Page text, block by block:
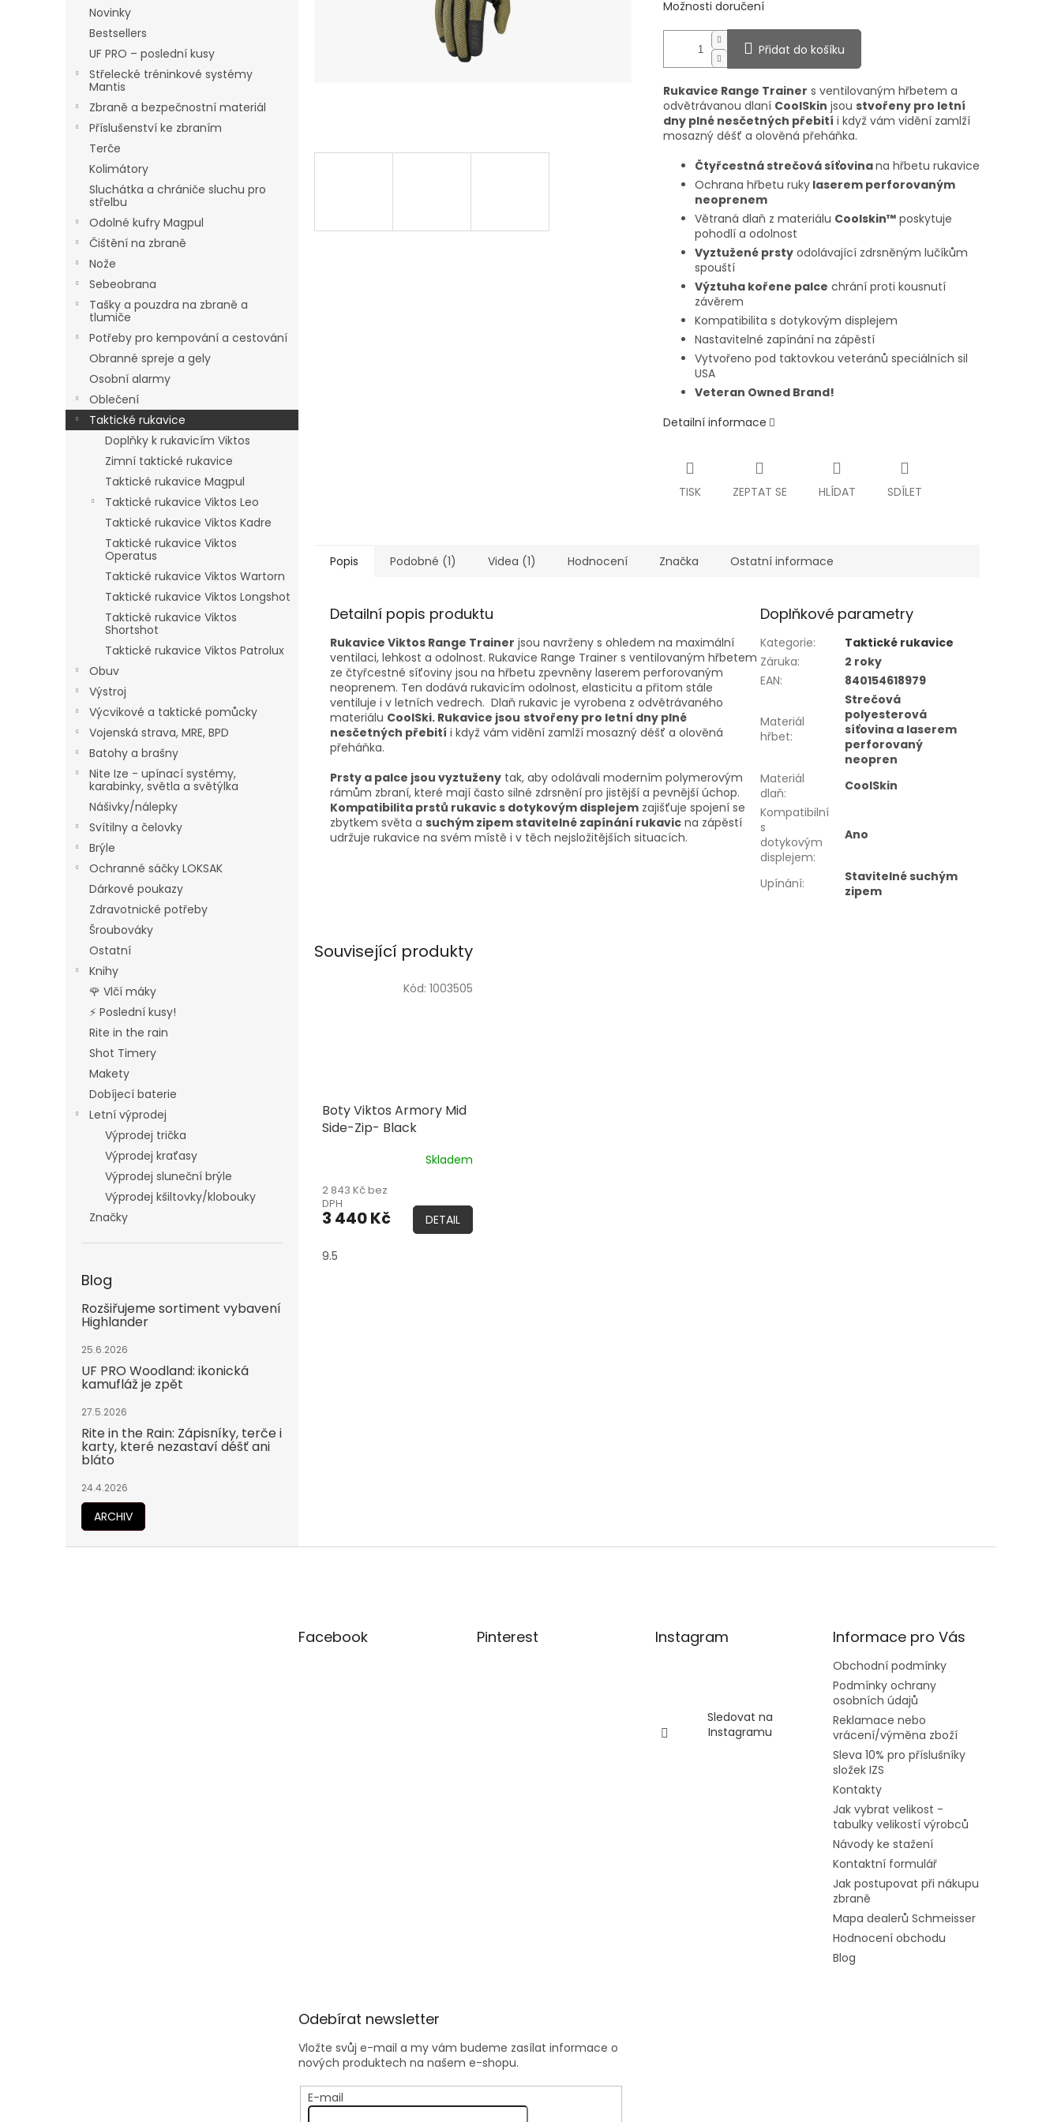
Novinky
Bestsellers
UF PRO – poslední kusy
Střelecké tréninkové systémy
Mantis
Zbraně a bezpečnostní materiál
Příslušenství ke zbraním
Terče
Kolimátory
Sluchátka a chrániče sluchu pro
střelbu
Odolné kufry Magpul
Čištění na zbraně
Nože
Sebeobrana
Tašky a pouzdra na zbraně a
tlumiče
Potřeby pro kempování a cestování
Obranné spreje a gely
Osobní alarmy
Oblečení
Taktické rukavice
Doplňky k rukavicím Viktos
Zimní taktické rukavice
Taktické rukavice Magpul
Taktické rukavice Viktos Leo
Taktické rukavice Viktos Kadre
Taktické rukavice Viktos
Operatus
Taktické rukavice Viktos Wartorn
Taktické rukavice Viktos Longshot
Taktické rukavice Viktos
Shortshot
Taktické rukavice Viktos Patrolux
Obuv
Výstroj
Výcvikové a taktické pomůcky
Vojenská strava, MRE, BPD
Batohy a brašny
Nite Ize - upínací systémy,
karabinky, světla a světýlka
Nášivky/nálepky
Svítilny a čelovky
Brýle
Ochranné sáčky LOKSAK
Dárkové poukazy
Zdravotnické potřeby
Šroubováky
Ostatní
Knihy
🌹 Vlčí máky
⚡ Poslední kusy!
Rite in the rain
Shot Timery
Makety
Dobíjecí baterie
Letní výprodej
Výprodej trička
Výprodej kraťasy
Výprodej sluneční brýle
Výprodej kšiltovky/klobouky
Značky
Blog
Rozšiřujeme sortiment vybavení
Highlander
25.6.2026
UF PRO Woodland: ikonická
kamufláž je zpět
27.5.2026
Rite in the Rain: Zápisníky, terče i
karty, které nezastaví déšť ani
bláto
24.4.2026
ARCHIV
Možnosti doručení
Přidat do košíku
Rukavice Range Trainer s ventilovaným hřbetem a
odvětrávanou dlaní CoolSkin jsou stvořeny pro letní
dny plné nesčetných přebití i když vám vidění zamlží
mosazný déšť a olověná přeháňka.
Čtyřcestná strečová síťovinana hřbetu rukavice
Ochrana hřbetu rukylaserem perforovaným
neoprenem
Větraná dlaň z materiálu Coolskin™poskytuje
pohodlí a odolnost
Vyztužené prstyodolávající zdrsněným lučíkům
spouští
Výztuha kořene palce chrání proti kousnutí
závěrem
Kompatibilita s dotykovým displejem
Nastavitelné zapínání na zápěstí
Vytvořeno pod taktovkou veteránů speciálních sil
USA
Veteran Owned Brand!
Detailní informace
TISK ZEPTAT SE HLÍDAT SDÍLET
Související produkty
Boty Viktos Armory Mid
Side-Zip- Black
Skladem
2 843 Kč bez
DPH
3 440 Kč DETAIL
9.5
Kód: 1003505
Popis Podobné (1) Videa (1) Hodnocení Značka Ostatní informace
Detailní popis produktu
Rukavice Viktos Range Trainer jsou navrženy s ohledem na maximální
ventilaci, lehkost a odolnost. Rukavice Range Trainer s ventilovaným hřbetem
ze čtyřcestné síťoviny jsou na hřbetu zpevněny laserem perforovaným
neoprenem. Ten dodává rukavicím odolnost, elasticitu a přitom stále
ventiluje i v letních vedrech. Dlaň rukavic je vyrobena z odvětrávaného
materiálu CoolSki. Rukavice jsou stvořeny pro letní dny plné
nesčetných přebití i když vám vidění zamlží mosazný déšť a olověná
přeháňka.
Prsty a palce jsou vyztuženy tak, aby odolávali moderním polymerovým
rámům zbraní, které mají často silné zdrsnění pro jistější a pevnější úchop.
Kompatibilita prstů rukavic s dotykovým displejem zajišťuje spojení se
zbytkem světa a suchým zipem stavitelné zapínání rukavic na zápěstí
udržuje rukavice na svém místě i v těch nejsložitějších situacích.
Doplňkové parametry
Kategorie:
Taktické rukavice
Záruka:
2 roky
EAN: 840154618979
Materiál
hřbet:
Strečová
polyesterová
síťovina a laserem
perforovaný
neopren
Materiál
dlaň:
CoolSkin
Kompatibilní
s
dotykovým
displejem:
Ano
Upínání:
Stavitelné suchým
zipem
Facebook Pinterest Instagram
Sledovat na
Instagramu
Informace pro Vás
Obchodní podmínky
Podmínky ochrany
osobních údajů
Reklamace nebo
vrácení/výměna zboží
Sleva 10% pro příslušníky
složek IZS
Kontakty
Jak vybrat velikost -
tabulky velikostí výrobců
Návody ke stažení
Kontaktní formulář
Jak postupovat při nákupu
zbraně
Mapa dealerů Schmeisser
Hodnocení obchodu
Blog
Odebírat newsletter
Vložte svůj e-mail a my vám budeme zasílat informace o
nových produktech na našem e-shopu.
E-mail